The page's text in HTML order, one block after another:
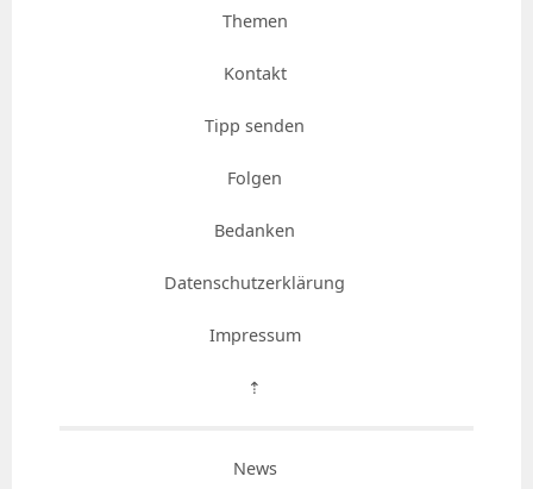
Themen
Kontakt
Tipp senden
Folgen
Bedanken
Datenschutzerklärung
Impressum
⇡
News